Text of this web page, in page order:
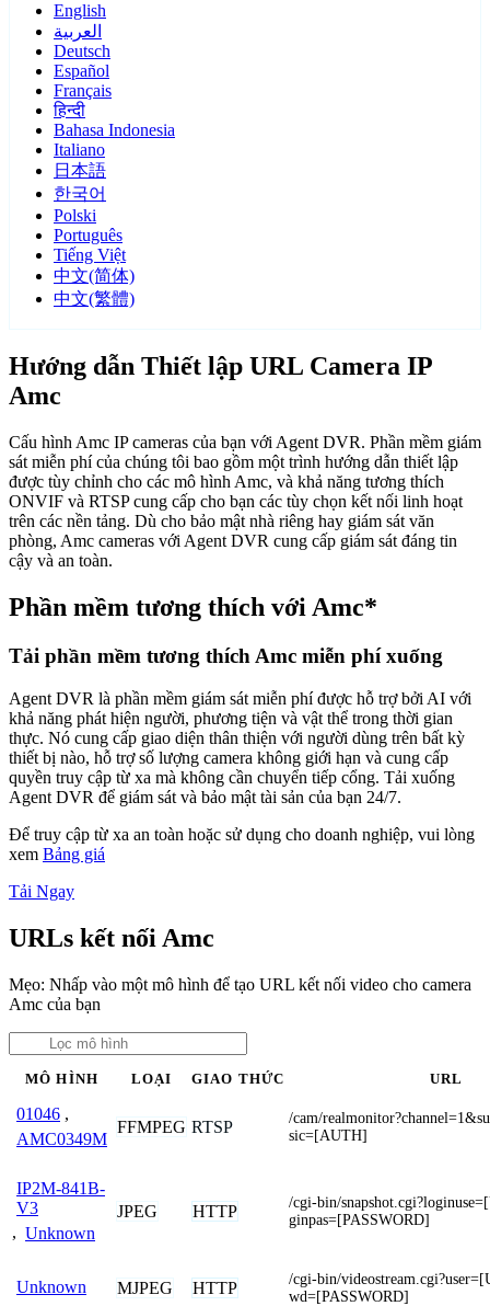
English
العربية
Deutsch
Español
Français
हिन्दी
Bahasa Indonesia
Italiano
日本語
한국어
Polski
Português
Tiếng Việt
中文(简体)
中文(繁體)
Hướng dẫn Thiết lập URL Camera IP
Amc
Cấu hình Amc IP cameras của bạn với Agent DVR. Phần mềm giám
sát miễn phí của chúng tôi bao gồm một trình hướng dẫn thiết lập
được tùy chỉnh cho các mô hình Amc, và khả năng tương thích
ONVIF và RTSP cung cấp cho bạn các tùy chọn kết nối linh hoạt
trên các nền tảng. Dù cho bảo mật nhà riêng hay giám sát văn
phòng, Amc cameras với Agent DVR cung cấp giám sát đáng tin
cậy và an toàn.
Phần mềm tương thích với Amc*
Tải phần mềm tương thích Amc miễn phí xuống
Agent DVR là phần mềm giám sát miễn phí được hỗ trợ bởi AI với
khả năng phát hiện người, phương tiện và vật thể trong thời gian
thực. Nó cung cấp giao diện thân thiện với người dùng trên bất kỳ
thiết bị nào, hỗ trợ số lượng camera không giới hạn và cung cấp
quyền truy cập từ xa mà không cần chuyển tiếp cổng. Tải xuống
Agent DVR để giám sát và bảo mật tài sản của bạn 24/7.
Để truy cập từ xa an toàn hoặc sử dụng cho doanh nghiệp, vui lòng
xem Bảng giá
Tải Ngay
URLs kết nối Amc
Mẹo: Nhấp vào một mô hình để tạo URL kết nối video cho camera
Amc của bạn
MÔ HÌNH LOẠI GIAO THỨC URL
01046 ,
AMC0349M
FFMPEG RTSP
/cam/
sic=[AUTH]
IP2M-841B-
V3
, Unknown
JPEG HTTP
/cgi-bin/
ginpas=[PASSWORD]
Unknown MJPEG HTTP
/cgi-bin/
wd=[PASSWORD]